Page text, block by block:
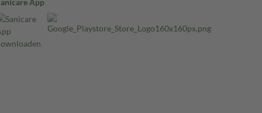
App